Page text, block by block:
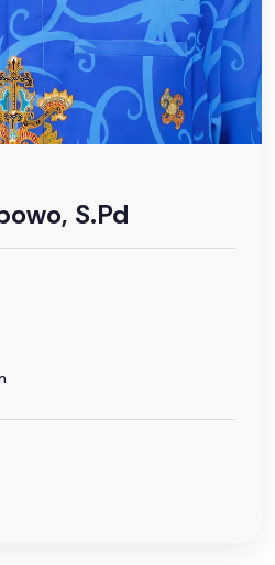
S.Pd